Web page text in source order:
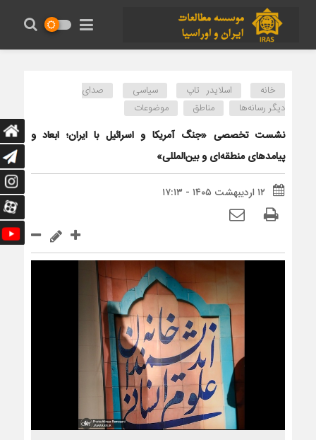
خانه اسلایدر تاپ سیاسی
صدای
دیگر رسانه‌ها
مناطق موضوعات
نشست تخصصی «جنگ آمریکا و اسرائیل با ایران؛ ابعاد و
پیامدهای منطقه‌ای و بین‌المللی»
۱۲ اردیبهشت ۱۴۰۵ - ۱۷:۱۳